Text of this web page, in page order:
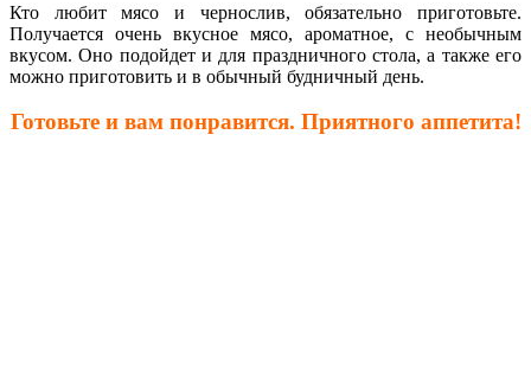
Кто любит мясо и чернослив, обязательно приготовьте.
Получается очень вкусное мясо, ароматное, с необычным
вкусом. Оно подойдет и для праздничного стола, а также его
можно приготовить и в обычный будничный день.
Готовьте и вам понравится. Приятного аппетита!